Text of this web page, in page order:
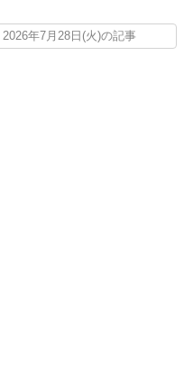
2026年7月28日(火)の記事